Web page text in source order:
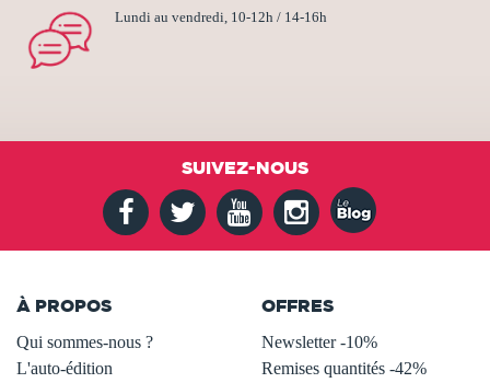
Lundi au vendredi, 10-12h / 14-16h
SUIVEZ-NOUS
À PROPOS
Qui sommes-nous ?
L'auto-édition
OFFRES
Newsletter -10%
Remises quantités -42%